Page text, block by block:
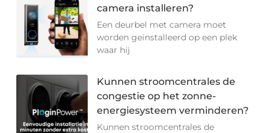
camera installeren?
Een deurbel met camera moet
worden geïnstalleerd op een plek
waar hij
Kunnen stroomcentrales de
congestie op het zonne-
energiesysteem verminderen?
Kunnen stroomcentrales de